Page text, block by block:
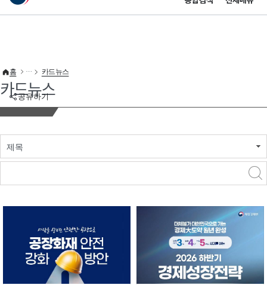
이 누리집은 대한민국 공식 전자정부 누리집입니다.
공유하기
홈 카드뉴스
카드뉴스
제목